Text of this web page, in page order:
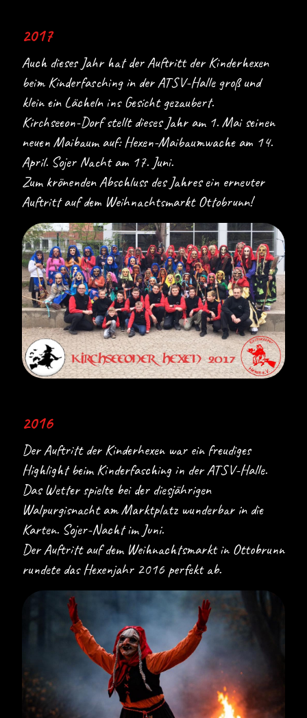
2017
Auch dieses Jahr hat der Auftritt der Kinderhexen
beim Kinderfasching in der ATSV-Halle groß und
klein ein Lächeln ins Gesicht gezaubert.
Kirchseeon-Dorf stellt dieses Jahr am 1. Mai seinen
neuen Maibaum auf: Hexen-Maibaumwache am 14.
April. Sojer Nacht am 17. Juni.
Zum krönenden Abschluss des Jahres ein erneuter
Auftritt auf dem Weihnachtsmarkt Ottobrunn!
2016
Der Auftritt der Kinderhexen war ein freudiges
Highlight beim Kinderfasching in der ATSV-Halle.
Das Wetter spielte bei der diesjährigen
Walpurgisnacht am Marktplatz wunderbar in die
Karten. Sojer-Nacht im Juni.
Der Auftritt auf dem Weihnachtsmarkt in Ottobrunn
rundete das Hexenjahr 2016 perfekt ab.